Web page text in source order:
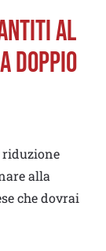
al
doppio
riduzione
alla
che dovrai